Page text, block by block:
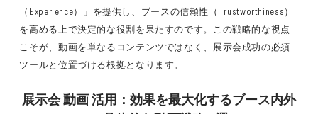
（Experience）」を提供し、ブースの信頼性（Trustworthiness）
を高める上で決定的な役割を果たすのです。この戦略的な視点
こそが、動画を単なるコンテンツではなく、展示会成功の必須
ツールと位置づける根拠となります。
展示会 動画 活用：効果を最大化するブース内外